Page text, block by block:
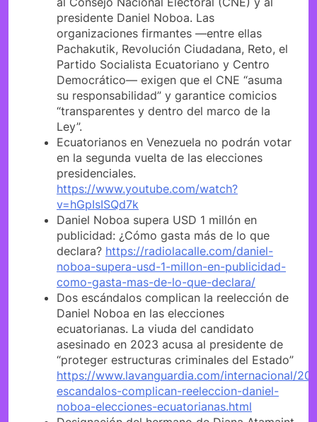
presidente Daniel Noboa. Las
organizaciones firmantes —entre ellas
Pachakutik, Revolución Ciudadana, Reto, el
Partido Socialista Ecuatoriano y Centro
Democrático— exigen que el CNE “asuma
su responsabilidad” y garantice comicios
“transparentes y dentro del marco de la
Ley”.
Ecuatorianos en Venezuela no podrán votar
en la segunda vuelta de las elecciones
presidenciales.
https://www.youtube.com/watch?
v=hGpIsISQd7k
Daniel Noboa supera USD 1 millón en
publicidad: ¿Cómo gasta más de lo que
declara? https://radiolacalle.com/daniel-
noboa-supera-usd-1-millon-en-publicidad-
como-gasta-mas-de-lo-que-declara/
Dos escándalos complican la reelección de
Daniel Noboa en las elecciones
ecuatorianas. La viuda del candidato
asesinado en 2023 acusa al presidente de
“proteger estructuras criminales del Estado”
https://www.lavanguardia.com/internacional/
escandalos-complican-reeleccion-daniel-
noboa-elecciones-ecuatorianas.html